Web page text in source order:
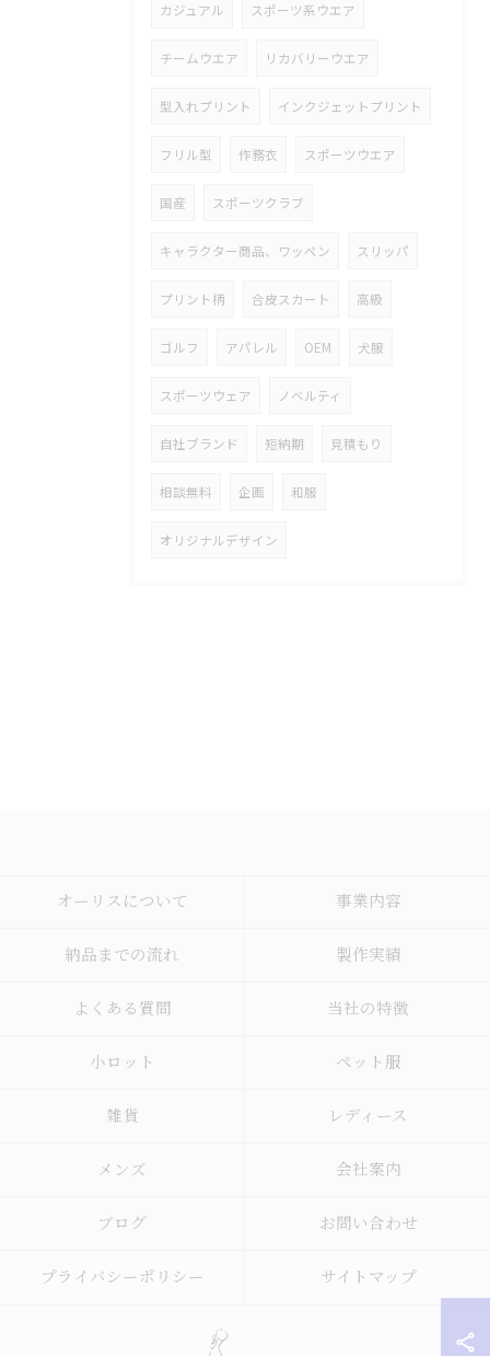
カジュアル スポーツ系ウエア
チームウエア リカバリーウエア
型入れプリント インクジェットプリント
フリル型 作務衣 スポーツウエア
国産 スポーツクラブ
キャラクター商品、ワッペン スリッパ
プリント柄 合皮スカート 高級
ゴルフ アパレル OEM 犬服
スポーツウェア ノベルティ
自社ブランド 短納期 見積もり
相談無料 企画 和服
オリジナルデザイン
オーリスについて 事業内容
納品までの流れ 製作実績
よくある質問 当社の特徴
小ロット ペット服
雑貨 レディース
メンズ 会社案内
ブログ お問い合わせ
プライバシーポリシー サイトマップ